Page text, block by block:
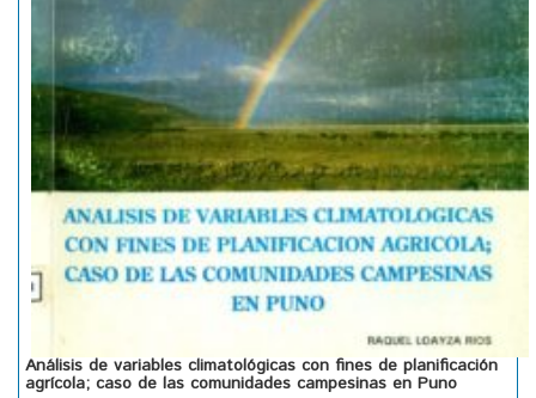
Análisis de variables climatológicas con fines de planificación
agrícola; caso de las comunidades campesinas en Puno